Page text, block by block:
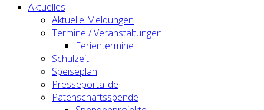
Aktuelles
Aktuelle Meldungen
Termine / Veranstaltungen
Ferientermine
Schulzeit
Speiseplan
Presseportal.de
Patenschaftsspende